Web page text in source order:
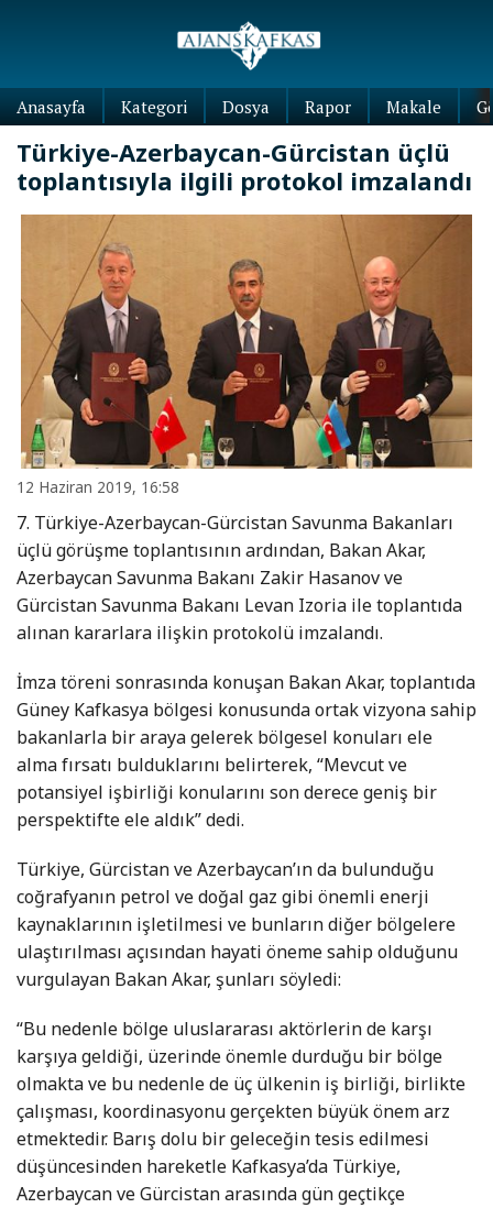
Anasayfa Kategori Dosya Rapor Makale
Türkiye-Azerbaycan-Gürcistan üçlü
toplantısıyla ilgili protokol imzalandı
12 Haziran 2019, 16:58
7. Türkiye-Azerbaycan-Gürcistan Savunma Bakanları
üçlü görüşme toplantısının ardından, Bakan Akar,
Azerbaycan Savunma Bakanı Zakir Hasanov ve
Gürcistan Savunma Bakanı Levan Izoria ile toplantıda
alınan kararlara ilişkin protokolü imzalandı.
İmza töreni sonrasında konuşan Bakan Akar, toplantıda
Güney Kafkasya bölgesi konusunda ortak vizyona sahip
bakanlarla bir araya gelerek bölgesel konuları ele
alma fırsatı bulduklarını belirterek, “Mevcut ve
potansiyel işbirliği konularını son derece geniş bir
perspektifte ele aldık” dedi.
Türkiye, Gürcistan ve Azerbaycan’ın da bulunduğu
coğrafyanın petrol ve doğal gaz gibi önemli enerji
kaynaklarının işletilmesi ve bunların diğer bölgelere
ulaştırılması açısından hayati öneme sahip olduğunu
vurgulayan Bakan Akar, şunları söyledi:
“Bu nedenle bölge uluslararası aktörlerin de karşı
karşıya geldiği, üzerinde önemle durduğu bir bölge
olmakta ve bu nedenle de üç ülkenin iş birliği, birlikte
çalışması, koordinasyonu gerçekten büyük önem arz
etmektedir. Barış dolu bir geleceğin tesis edilmesi
düşüncesinden hareketle Kafkasya’da Türkiye,
Azerbaycan ve Gürcistan arasında gün geçtikçe